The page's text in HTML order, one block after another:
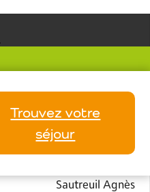
Trouvez votre
séjour
la
les autres jeûneurs
Sautreuil Agnès